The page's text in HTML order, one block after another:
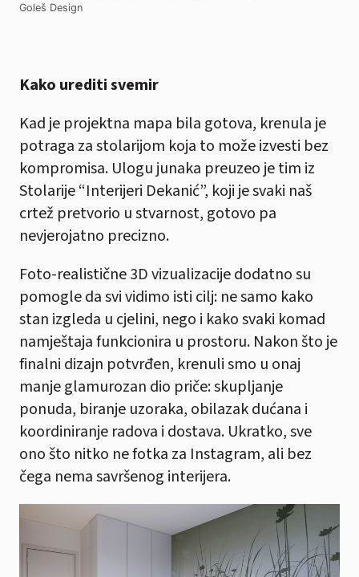
Goleš Design
Kako urediti svemir
Kad je projektna mapa bila gotova, krenula je
potraga za stolarijom koja to može izvesti bez
kompromisa. Ulogu junaka preuzeo je tim iz
Stolarije “Interijeri Dekanić”, koji je svaki naš
crtež pretvorio u stvarnost, gotovo pa
nevjerojatno precizno.
Foto-realistične 3D vizualizacije dodatno su
pomogle da svi vidimo isti cilj: ne samo kako
stan izgleda u cjelini, nego i kako svaki komad
namještaja funkcionira u prostoru. Nakon što je
finalni dizajn potvrđen, krenuli smo u onaj
manje glamurozan dio priče: skupljanje
ponuda, biranje uzoraka, obilazak dućana i
koordiniranje radova i dostava. Ukratko, sve
ono što nitko ne fotka za Instagram, ali bez
čega nema savršenog interijera.